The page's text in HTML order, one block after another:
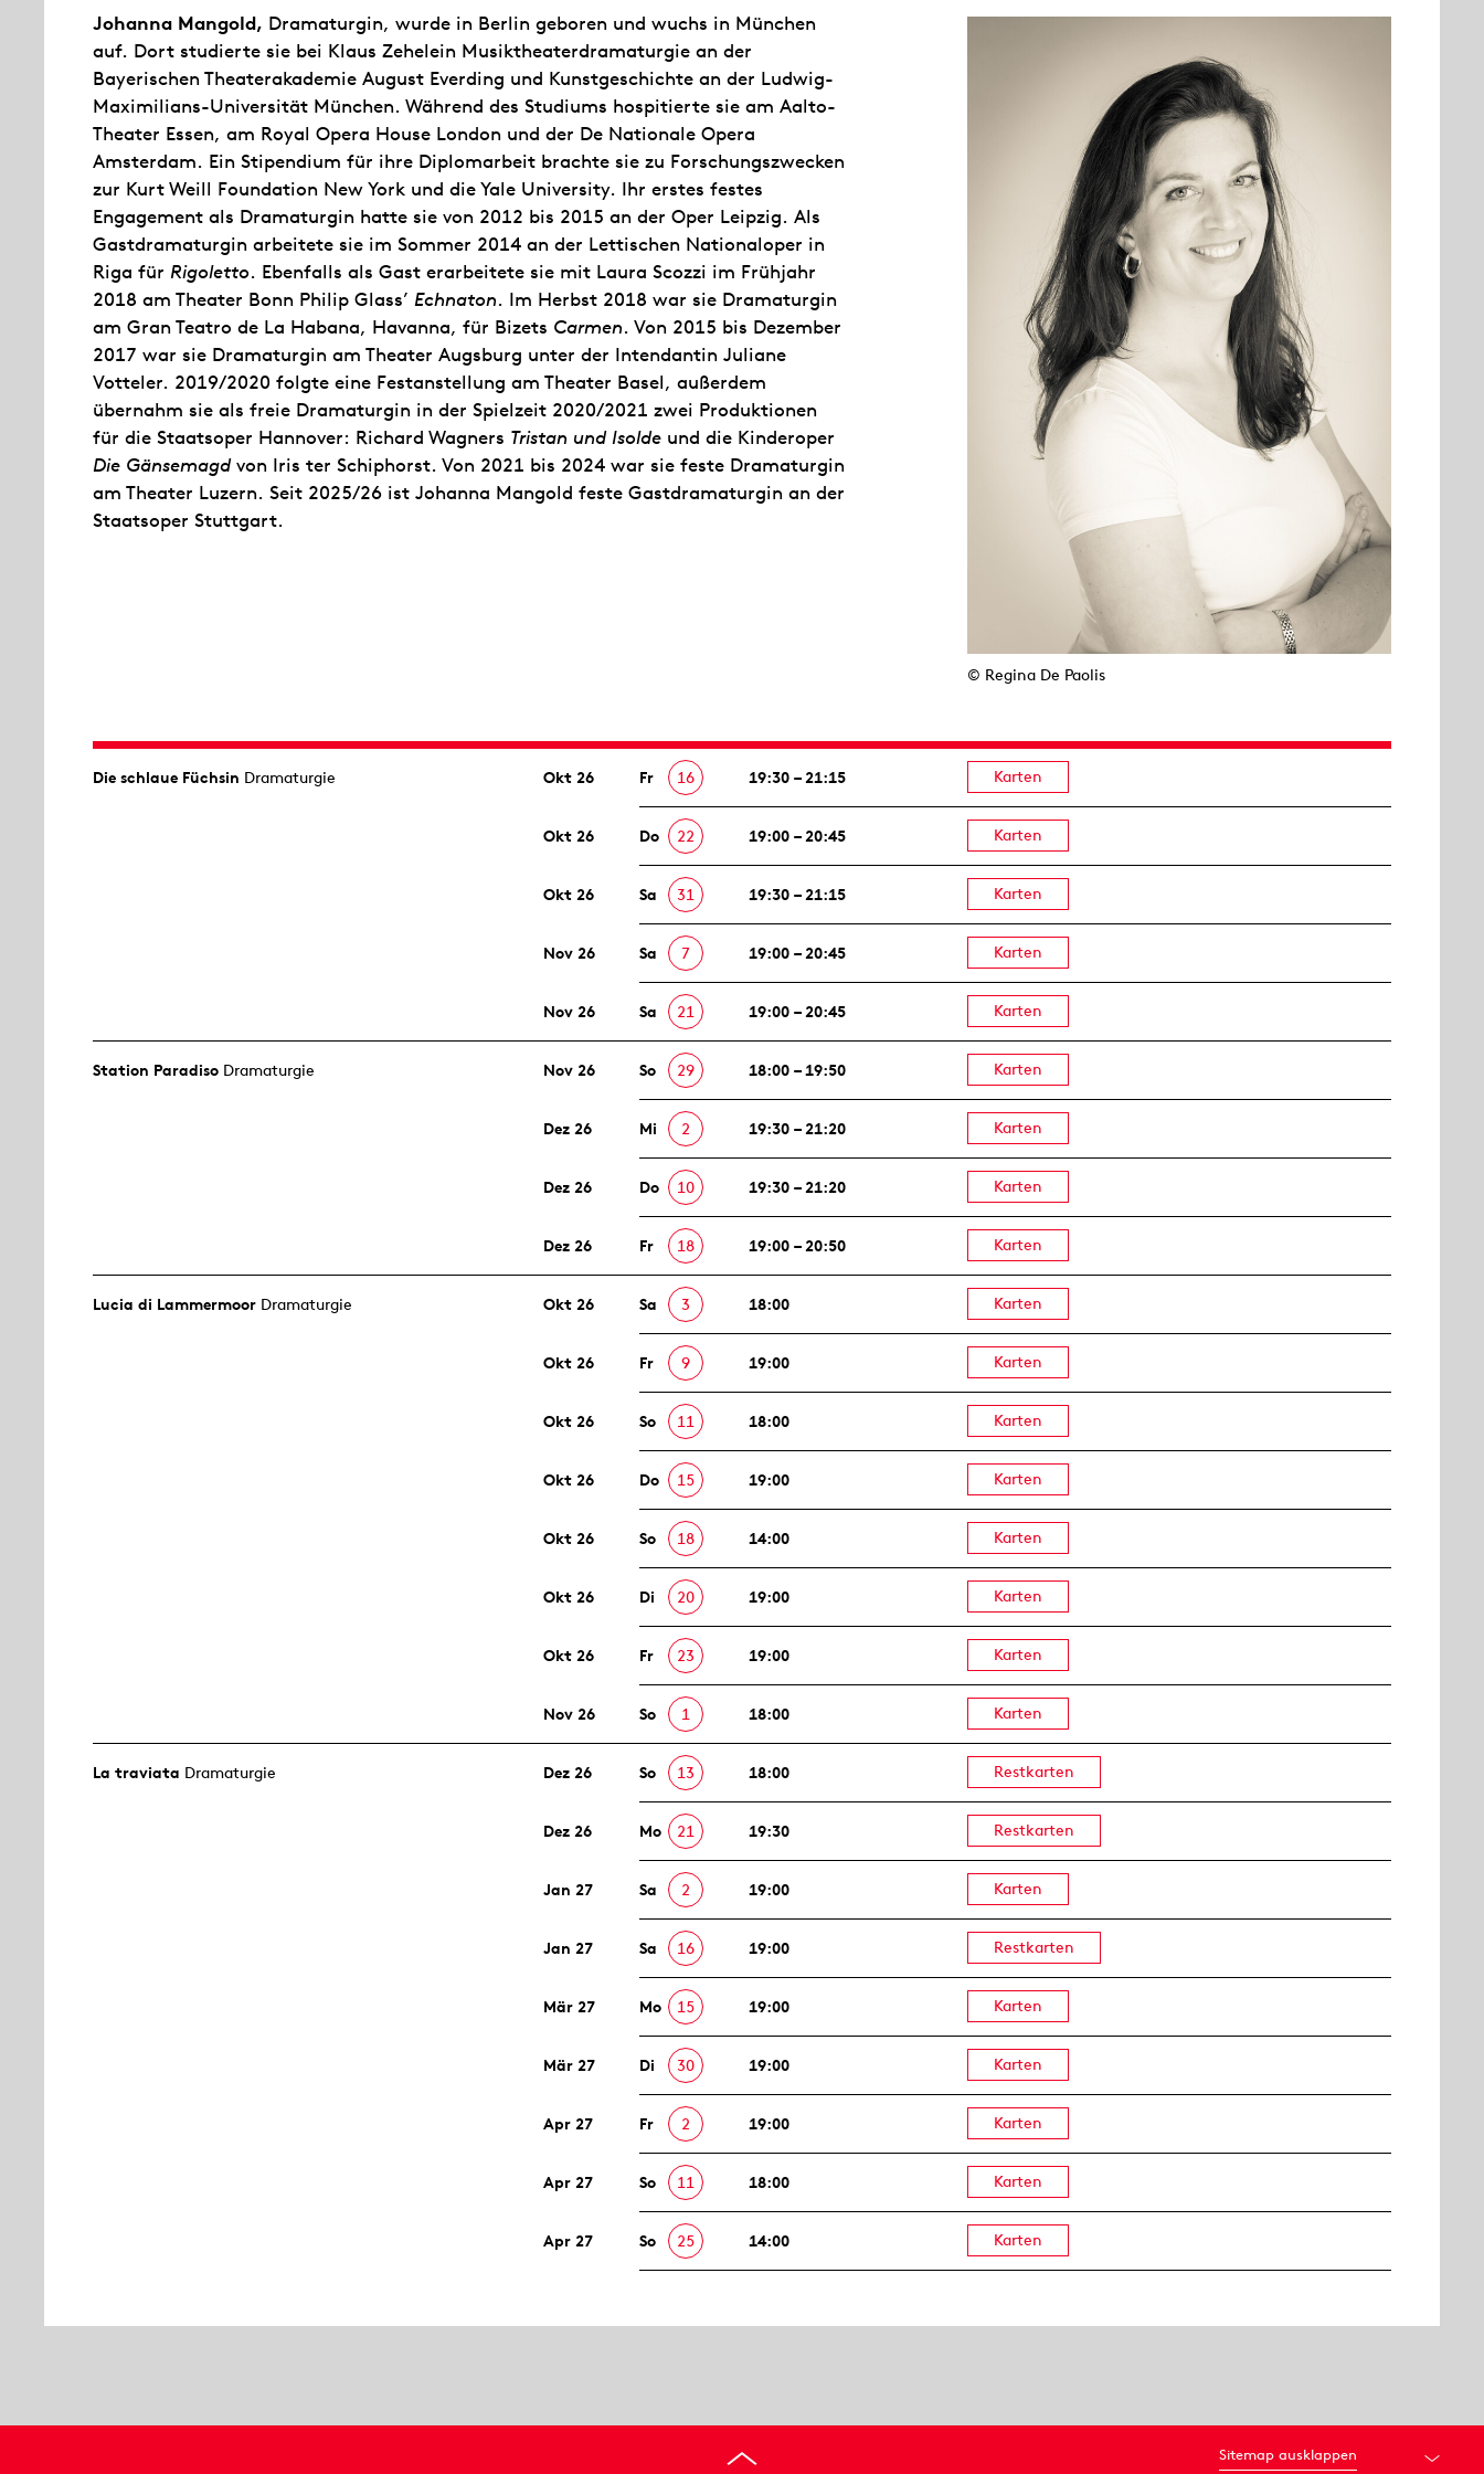
Johanna Mangold, Dramaturgin, wurde in Berlin geboren und wuchs in München
auf. Dort studierte sie bei Klaus Zehelein Musiktheaterdramaturgie an der
Bayerischen Theaterakademie August Everding und Kunstgeschichte an der Ludwig-
Maximilians-Universität München. Während des Studiums hospitierte sie am Aalto-
Theater Essen, am Royal Opera House London und der De Nationale Opera
Amsterdam. Ein Stipendium für ihre Diplomarbeit brachte sie zu Forschungszwecken
zur Kurt Weill Foundation New York und die Yale University. Ihr erstes festes
Engagement als Dramaturgin hatte sie von 2012 bis 2015 an der Oper Leipzig. Als
Gastdramaturgin arbeitete sie im Sommer 2014 an der Lettischen Nationaloper in
Riga für Rigoletto. Ebenfalls als Gast erarbeitete sie mit Laura Scozzi im Frühjahr
2018 am Theater Bonn Philip Glass’ Echnaton. Im Herbst 2018 war sie Dramaturgin
am Gran Teatro de La Habana, Havanna, für Bizets Carmen. Von 2015 bis Dezember
2017 war sie Dramaturgin am Theater Augsburg unter der Intendantin Juliane
Votteler. 2019/2020 folgte eine Festanstellung am Theater Basel, außerdem
übernahm sie als freie Dramaturgin in der Spielzeit 2020/2021 zwei Produktionen
für die Staatsoper Hannover: Richard Wagners Tristan und Isolde und die Kinderoper
Die Gänsemagdvon Iris ter Schiphorst. Von 2021 bis 2024 war sie feste Dramaturgin
am Theater Luzern. Seit 2025/26 ist Johanna Mangold feste Gastdramaturgin an der
Staatsoper Stuttgart.
© Regina De Paolis
Die schlaue Füchsin Dramaturgie Okt 26 Fr 16 19:30 – 21:15 Karten
Okt 26 Do 22 19:00 – 20:45 Karten
Okt 26 Sa 31 19:30 – 21:15 Karten
Nov 26 Sa 7 19:00 – 20:45 Karten
Nov 26 Sa 21 19:00 – 20:45 Karten
Station Paradiso Dramaturgie Nov 26 So 29 18:00 – 19:50 Karten
Dez 26 Mi 2 19:30 – 21:20 Karten
Dez 26 Do 10 19:30 – 21:20 Karten
Dez 26 Fr 18 19:00 – 20:50 Karten
Lucia di Lammermoor Dramaturgie Okt 26 Sa 3 18:00 Karten
Okt 26 Fr 9 19:00 Karten
Okt 26 So 11 18:00 Karten
Okt 26 Do 15 19:00 Karten
Okt 26 So 18 14:00 Karten
Okt 26 Di 20 19:00 Karten
Okt 26 Fr 23 19:00 Karten
Nov 26 So 1 18:00 Karten
La traviata Dramaturgie Dez 26 So 13 18:00 Restkarten
Dez 26 Mo 21 19:30 Restkarten
Jan 27 Sa 2 19:00 Karten
Jan 27 Sa 16 19:00 Restkarten
Mär 27 Mo 15 19:00 Karten
Mär 27 Di 30 19:00 Karten
Apr 27 Fr 2 19:00 Karten
Apr 27 So 11 18:00 Karten
Apr 27 So 25 14:00 Karten
Sitemap ausklappen